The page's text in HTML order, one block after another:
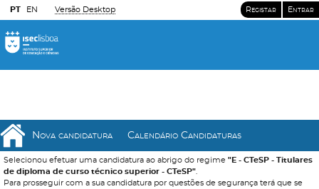
PT EN Versão Desktop Registar Entrar
Nova candidatura Calendário Candidaturas
Selecionou efetuar uma candidatura ao abrigo do regime "E - CTeSP - Titulares
de diploma de curso técnico superior - CTeSP"
Para prosseguir com a sua candidatura por questões de segurança terá que se